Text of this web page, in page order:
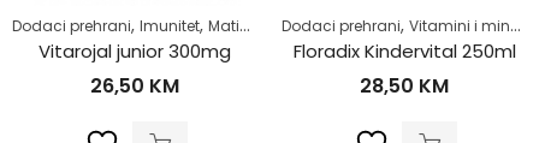
Dodaci prehrani, Imunitet, Matična mliječ ,Samoliječenje,Za djecu,
Vitarojal junior 300mg
26,50 KM
Dodaci prehrani, Vitamini i minerali
Floradix Kindervital 250ml
28,50 KM